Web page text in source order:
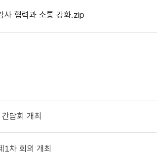
사 협력과 소통 강화.zip
담회 개최
1차 회의 개최